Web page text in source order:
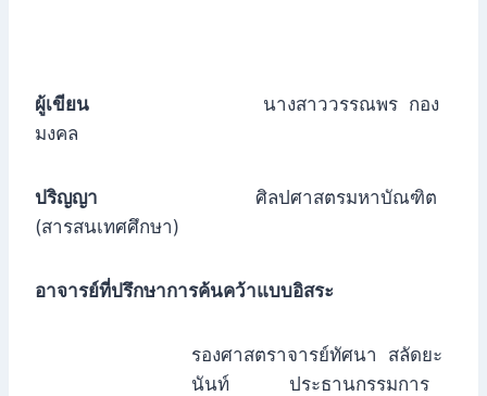
ผู้เขียน นางสาววรรณพร กอง
มงคล
ปริญญา ศิลปศาสตรมหาบัณฑิต
(สารสนเทศศึกษา)
อาจารย์ที่ปรึกษาการค้นคว้าแบบอิสระ
รองศาสตราจารย์ทัศนา สลัดยะ
นันท์ ประธานกรรมการ